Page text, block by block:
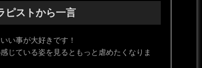
ピストから一言
い事が大好きです！
じている姿を見るともっと虐めたくなりま